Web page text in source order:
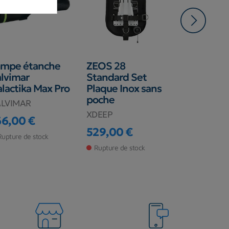
étanche
Max Pro
€
de stock
ZEOS 28
Standard Set
Plaque Inox sans
poche
XDEEP
Prix
529,00 €
Rupture de stock